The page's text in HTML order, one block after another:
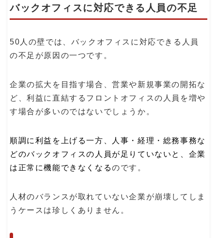
バックオフィスに対応できる人員の不足
50人の壁では、バックオフィスに対応できる人員
の不足が原因の一つです。
企業の拡大を目指す場合、営業や新規事業の開拓な
ど、利益に直結するフロントオフィスの人員を増や
す場合が多いのではないでしょうか。
順調に利益を上げる一方、人事・経理・総務事務な
どのバックオフィスの人員が足りていないと、企業
は正常に機能できなくなるのです。
人材のバランスが取れていない企業が崩壊してしま
うケースは珍しくありません。